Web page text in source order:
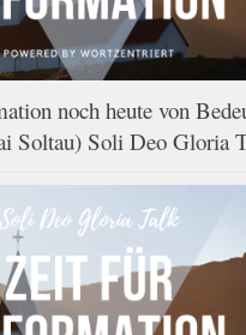
noch heute von
Soltau) Soli Deo Gloria